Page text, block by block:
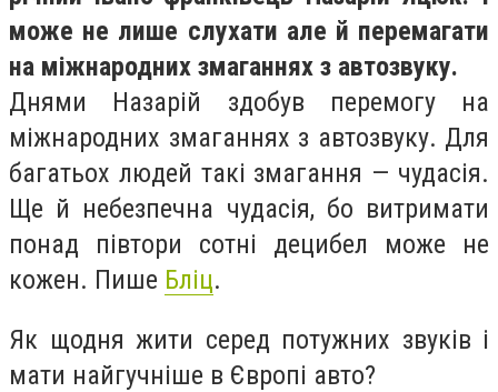
може не лише слухати але й перемагати
на міжнародних змаганнях з автозвуку.
Днями Назарій здобув перемогу на
міжнародних змаганнях з автозвуку. Для
багатьох людей такі змагання — чудасія.
Ще й небезпечна чудасія, бо витримати
понад півтори сотні децибел може не
кожен. Пише Бліц.
Як щодня жити серед потужних звуків і
мати найгучніше в Європі авто?